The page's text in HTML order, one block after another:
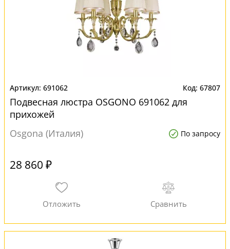
691062 67807
Подвесная люстра OSGONO 691062 для
прихожей
Osgona (Италия)
По запросу
28 860 ₽